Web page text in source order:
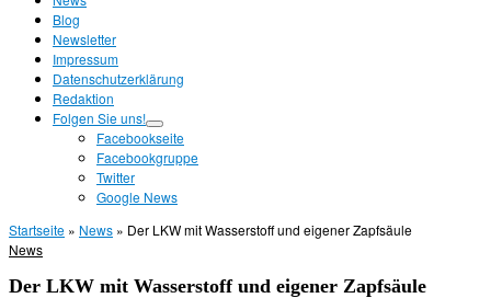
Blog
Newsletter
Impressum
Datenschutzerklärung
Redaktion
Folgen Sie uns!
Facebookseite
Facebookgruppe
Twitter
Google News
Startseite » News » Der LKW mit Wasserstoff und eigener Zapfsäule
News
Der LKW mit Wasserstoff und eigener Zapfsäule